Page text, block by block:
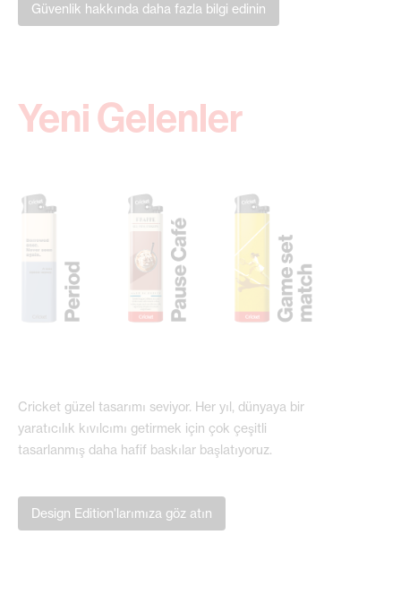
Güvenlik hakkında daha fazla bilgi edinin
Yeni Gelenler
Cricket güzel tasarımı seviyor. Her yıl, dünyaya bir
yaratıcılık kıvılcımı getirmek için çok çeşitli
tasarlanmış daha hafif baskılar başlatıyoruz.
Design Edition'larımıza göz atın